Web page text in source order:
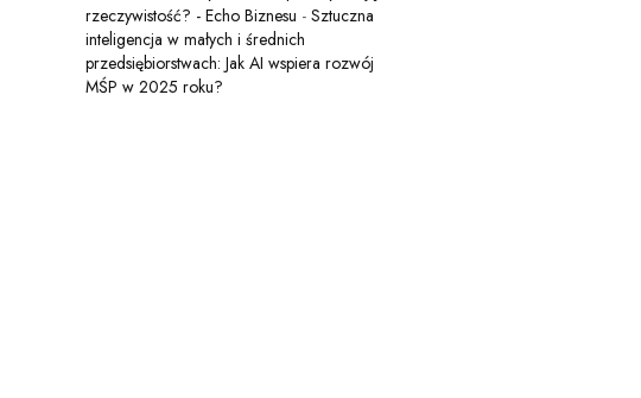
rzeczywistość? - Echo Biznesu - Sztuczna
inteligencja w małych i średnich
przedsiębiorstwach: Jak AI wspiera rozwój
MŚP w 2025 roku?